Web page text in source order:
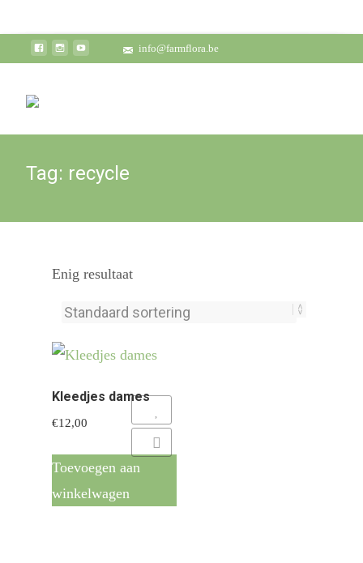
info@farmflora.be
Tag: recycle
Enig resultaat
Kleedjes dames
€12,00
Toevoegen aan
winkelwagen